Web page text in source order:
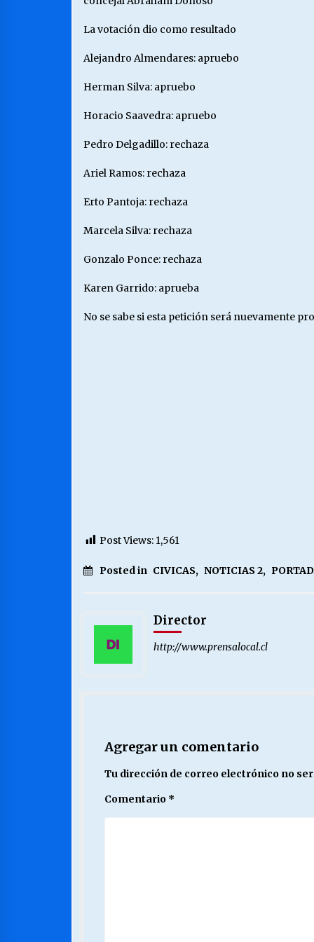
La votación dio como resultado
Alejandro Almendares: apruebo
Herman Silva: apruebo
Horacio Saavedra: apruebo
Pedro Delgadillo: rechaza
Ariel Ramos: rechaza
Erto Pantoja: rechaza
Marcela Silva: rechaza
Gonzalo Ponce: rechaza
Karen Garrido: aprueba
No se sabe si esta petición será nuevamente
Post Views: 1,561
Posted in CIVICAS, NOTICIAS 2,
Director
http://www.prensalocal.cl
Agregar un comentario
Tu dirección de correo electrónico no
Comentario *